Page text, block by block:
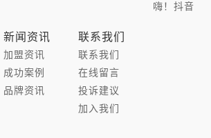
嗨！抖音
新闻资讯
加盟资讯
成功案例
品牌资讯
联系我们
联系我们
在线留言
投诉建议
加入我们